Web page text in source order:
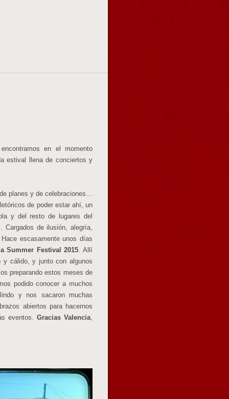
en el momento
estival llena de conciertos y
planes y de celebraciones…
de poder estar ahí, un
y del resto de lugares del
Cargados de ilusión, alegría,
escasamente unos días
Summer Festival 2015. Allí
y cálido, y junto con algunos
preparando estos meses de
podido conocer a muchos
y nos sacaron muchas
abiertos para hacernos
eventos. Gracias Valencia,